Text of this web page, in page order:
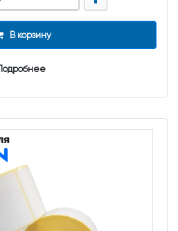
В корзину
Подробнее